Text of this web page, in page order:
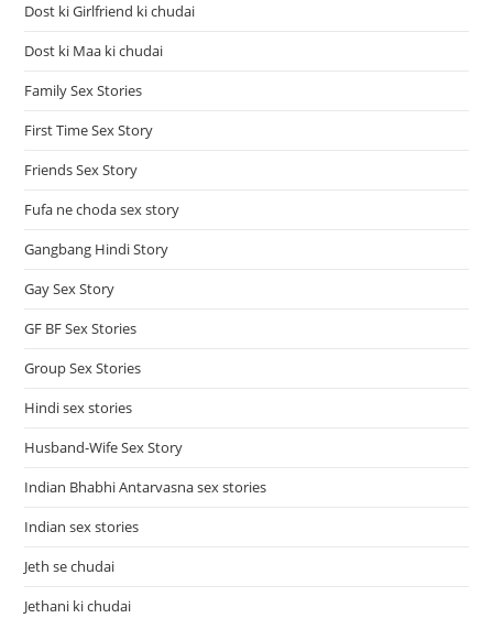
Dost ki Girlfriend ki chudai
Dost ki Maa ki chudai
Family Sex Stories
First Time Sex Story
Friends Sex Story
Fufa ne choda sex story
Gangbang Hindi Story
Gay Sex Story
GF BF Sex Stories
Group Sex Stories
Hindi sex stories
Husband-Wife Sex Story
Indian Bhabhi Antarvasna sex stories
Indian sex stories
Jeth se chudai
Jethani ki chudai